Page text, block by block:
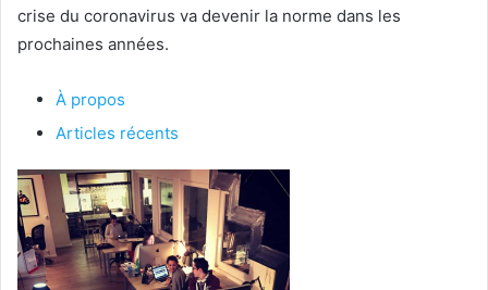
crise du coronavirus va devenir la norme dans les
prochaines années.
À propos
Articles récents